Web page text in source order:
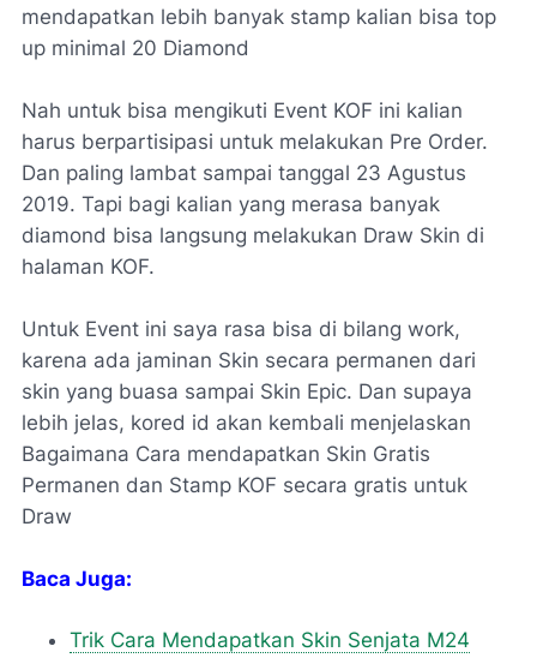
mendapatkan lebih banyak stamp kalian bisa top
up minimal 20 Diamond
Nah untuk bisa mengikuti Event KOF ini kalian
harus berpartisipasi untuk melakukan Pre Order.
Dan paling lambat sampai tanggal 23 Agustus
2019. Tapi bagi kalian yang merasa banyak
diamond bisa langsung melakukan Draw Skin di
halaman KOF.
Untuk Event ini saya rasa bisa di bilang work,
karena ada jaminan Skin secara permanen dari
skin yang buasa sampai Skin Epic. Dan supaya
lebih jelas, kored id akan kembali menjelaskan
Bagaimana Cara mendapatkan Skin Gratis
Permanen dan Stamp KOF secara gratis untuk
Draw
Baca Juga:
Trik Cara Mendapatkan Skin Senjata M24